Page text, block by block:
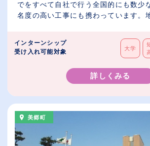
でをすべて自社で行う全国的にも数少
名度の高い工事にも携わっています。
インターンシップ
受け入れ可能対象
大学
詳しくみる
美郷町